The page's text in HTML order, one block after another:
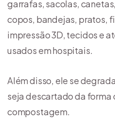
garrafas, sacolas,
copos, bandejas, pratos,
impressão 3D, tecidos e
usados em hospitais.
Além disso, ele se
seja descartado da forma
compostagem.